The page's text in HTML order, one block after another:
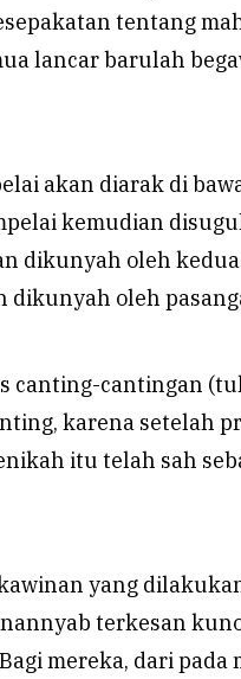
tentang
lancar barulah
akan diarak di
kemudian
dikunyah oleh kedua
oleh
canting-cantingan
karena setelah
itu telah sah
yang
terkesan
mereka, dari pada